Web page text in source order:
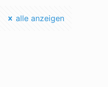
alle anzeigen